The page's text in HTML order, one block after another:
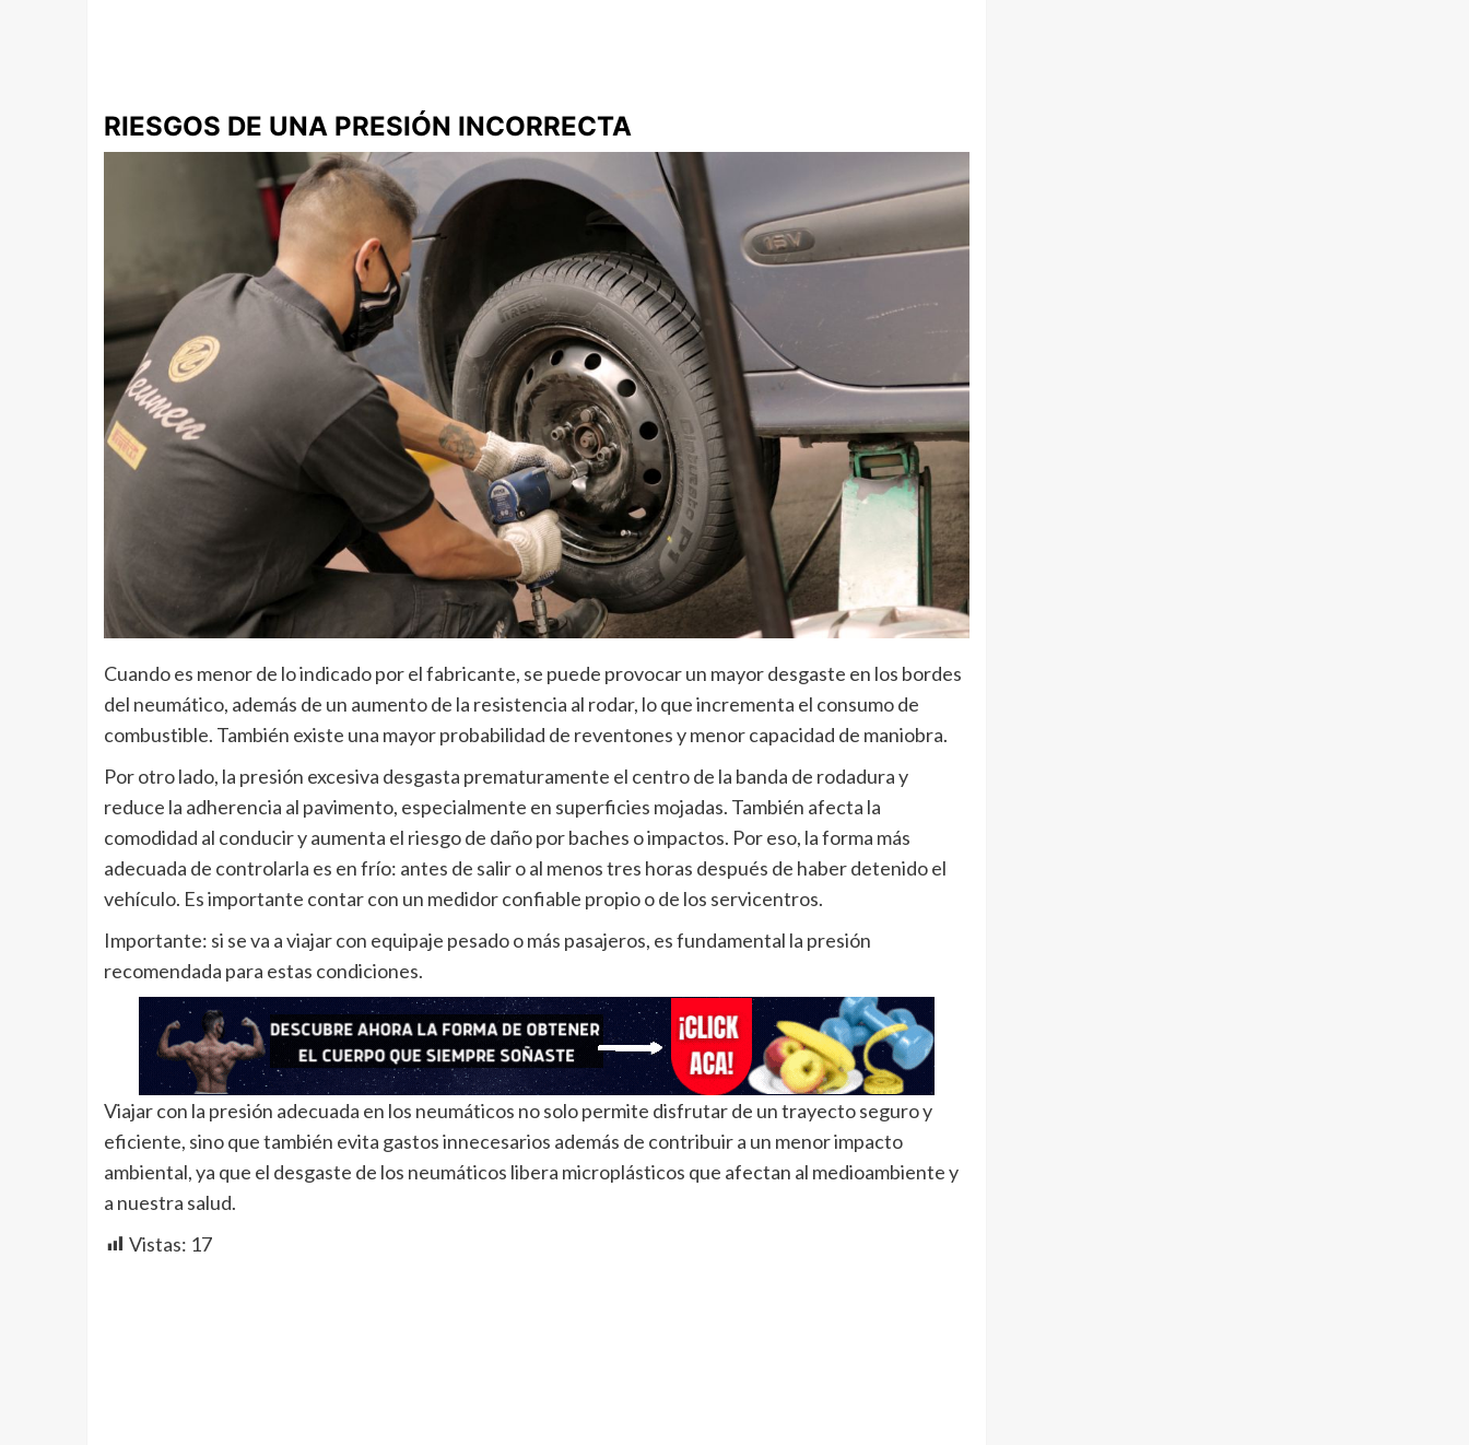
RIESGOS DE UNA PRESIÓN INCORRECTA
Cuando es menor de lo indicado por el fabricante, se puede provocar un mayor desgaste en los bordes
del neumático, además de un aumento de la resistencia al rodar, lo que incrementa el consumo de
combustible. También existe una mayor probabilidad de reventones y menor capacidad de maniobra.
Por otro lado, la presión excesiva desgasta prematuramente el centro de la banda de rodadura y
reduce la adherencia al pavimento, especialmente en superficies mojadas. También afecta la
comodidad al conducir y aumenta el riesgo de daño por baches o impactos. Por eso, la forma más
adecuada de controlarla es en frío: antes de salir o al menos tres horas después de haber detenido el
vehículo. Es importante contar con un medidor confiable propio o de los servicentros.
Importante: si se va a viajar con equipaje pesado o más pasajeros, es fundamental la presión
recomendada para estas condiciones.
Viajar con la presión adecuada en los neumáticos no solo permite disfrutar de un trayecto seguro y
eficiente, sino que también evita gastos innecesarios además de contribuir a un menor impacto
ambiental, ya que el desgaste de los neumáticos libera microplásticos que afectan al medioambiente y
a nuestra salud.
Vistas: 17